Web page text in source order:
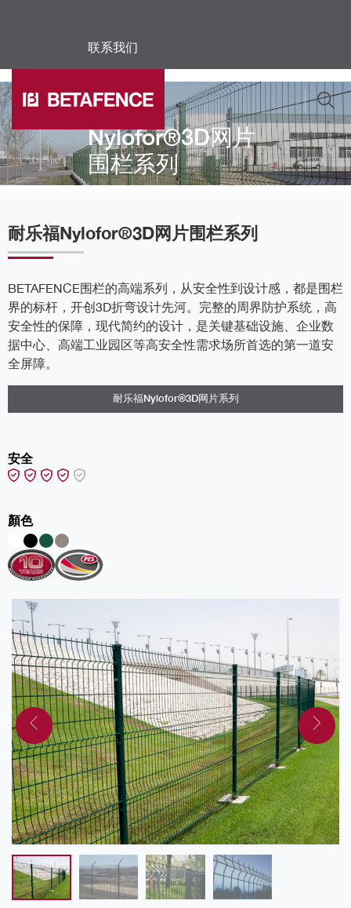
Skip to main content
联系我们
耐乐福
Nylofor®3D网片
围栏系列
耐乐福Nylofor®3D网片围栏系列
BETAFENCE围栏的高端系列，从安全性到设计感，都是围栏
界的标杆，开创3D折弯设计先河。完整的周界防护系统，高
安全性的保障，现代简约的设计，是关键基础设施、企业数
据中心、高端工业园区等高安全性需求场所首选的第一道安
全屏障。
耐乐福Nylofor®3D网片系列
安全
顏色